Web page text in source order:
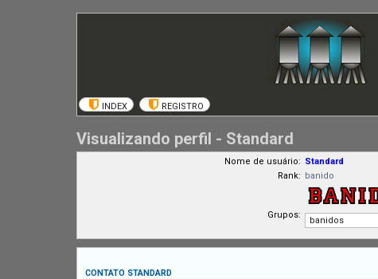
INDEX REGISTRO
Visualizando perfil - Standard
Nome de usuário: Standard
Rank: banido
Grupos:
CONTATO STANDARD